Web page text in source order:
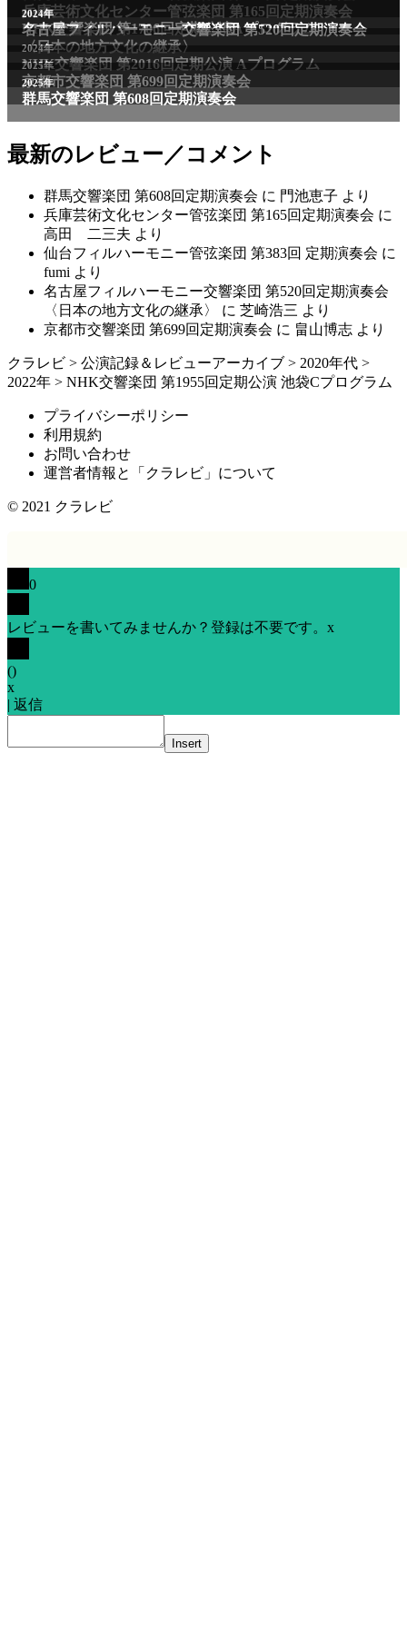
最新のレビュー／コメント
群馬交響楽団 第608回定期演奏会 に 門池恵子 より
兵庫芸術文化センター管弦楽団 第165回定期演奏会 に
高田 二三夫 より
仙台フィルハーモニー管弦楽団 第383回 定期演奏会 に
fumi より
名古屋フィルハーモニー交響楽団 第520回定期演奏会
〈日本の地方文化の継承〉
に 芝崎浩三 より
京都市交響楽団 第699回定期演奏会 に 畠山博志 より
クラレビ > 公演記録＆レビューアーカイブ > 2020年代 >
2022年 > NHK交響楽団 第1955回定期公演 池袋Cプログラム
プライバシーポリシー
利用規約
お問い合わせ
運営者情報と「クラレビ」について
© 2021 クラレビ
0
レビューを書いてみませんか？登録は不要です。 x
()
x
| 返信
Insert